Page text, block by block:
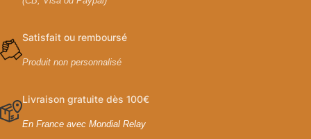
Satisfait ou remboursé
Produit non personnalisé
Livraison gratuite dès 100€
En France avec Mondial Relay